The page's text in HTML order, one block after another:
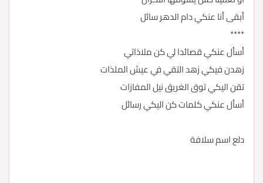
أبقى أنا عنكي دام الدهر سائل
****
أسأل عنكي قصائدا لي كن ملاذاتي
زهدن فيكي زهد التقي في عيش الملذات
تقن اليكي توق الغريق نيل المفازات
أسأل عنكي كلمات كن اليكي رسائل
دلع اسم سلافة